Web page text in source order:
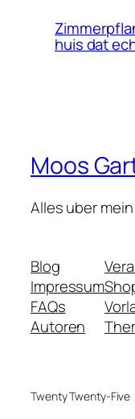
huis dat
Moos
Alles uber
Blog
Impressum
FAQs
Autoren
Twenty Twenty-Five